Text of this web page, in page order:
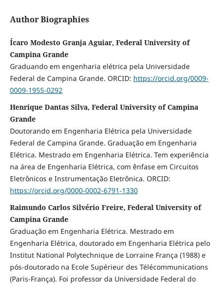
Author Biographies
Ícaro Modesto Granja Aguiar, Federal University of
Campina Grande
Graduando em engenharia elétrica pela Universidade
Federal de Campina Grande. ORCID: https://orcid.org/0009-
0009-1955-0292
Henrique Dantas Silva, Federal University of Campina
Grande
Doutorando em Engenharia Elétrica pela Universidade
Federal de Campina Grande. Graduação em Engenharia
Elétrica. Mestrado em Engenharia Elétrica. Tem experiência
na área de Engenharia Elétrica, com ênfase em Circuitos
Eletrônicos e Instrumentação Eletrônica. ORCID:
https://orcid.org/0000-0002-6791-1330
Raimundo Carlos Silvério Freire, Federal University of
Campina Grande
Graduação em Engenharia Elétrica. Mestrado em
Engenharia Elétrica, doutorado em Engenharia Elétrica pelo
Institut National Polytechnique de Lorraine França (1988) e
pós-doutorado na Ecole Supérieur des Télécommunications
(Paris-França). Foi professor da Universidade Federal do